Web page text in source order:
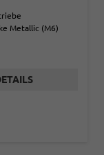
Metallic (M6)